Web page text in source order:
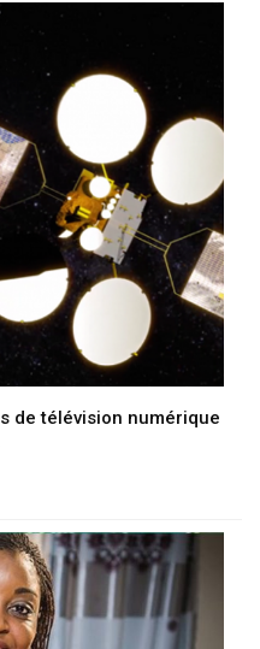
de télévision numérique